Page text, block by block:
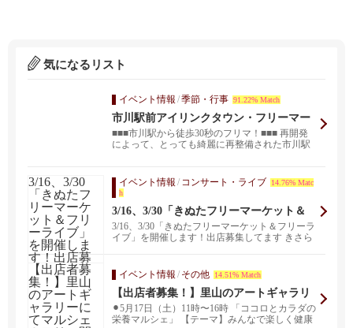
気になるリスト
イベント情報 /季節・行事 91.22% Match
市川駅前アイリンクタウン・フリーマー
ケット
■■■市川駅から徒歩30秒のフリマ！■■■ 再開発
によって、とっても綺麗に再整備された市川駅
イベント情報 / コンサート・ライブ
14.76% Matc
h
3/16、3/30「きぬたフリーマーケット＆
フリーライブ」を開催します！出店募集
してます
3/16、3/30「きぬたフリーマーケット＆フリーラ
イブ」を開催します！出店募集してます きさら
イベント情報 / その他 14.51% Match
【出店者募集！】里山のアートギャラリ
ーにてマルシェ＆フリマ開催♪
⚫︎5月17日（土）11時〜16時 「ココロとカラダの
栄養マルシェ」 【テーマ】みんなで楽しく健康